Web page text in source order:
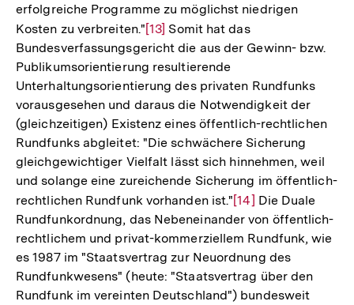
erfolgreiche Programme zu möglichst niedrigen
Kosten zu verbreiten."Zur
Auflösung
der
Fußnote
[13] Somit hat das
Bundesverfassungsgericht die aus der Gewinn- bzw.
Publikumsorientierung resultierende
Unterhaltungsorientierung des privaten Rundfunks
vorausgesehen und daraus die Notwendigkeit der
(gleichzeitigen) Existenz eines öffentlich-rechtlichen
Rundfunks abgleitet: "Die schwächere Sicherung
gleichgewichtiger Vielfalt lässt sich hinnehmen, weil
und solange eine zureichende Sicherung im öffentlich-
rechtlichen Rundfunk vorhanden ist."Zur
Auflösung
der
Fußnote
[14] Die Duale
Rundfunkordnung, das Nebeneinander von öffentlich-
rechtlichem und privat-kommerziellem Rundfunk, wie
es 1987 im "Staatsvertrag zur Neuordnung des
Rundfunkwesens" (heute: "Staatsvertrag über den
Rundfunk im vereinten Deutschland") bundesweit